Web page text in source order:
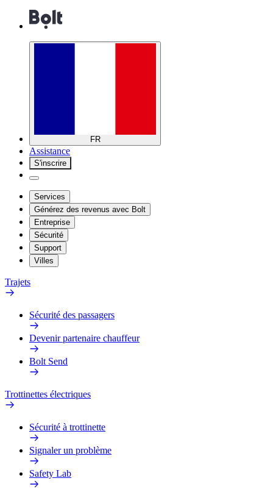
FR
Assistance
S'inscrire
Services
Générez des revenus avec Bolt
Entreprise
Sécurité
Support
Villes
Trajets
Sécurité des passagers
Devenir partenaire chauffeur
Bolt Send
Trottinettes électriques
Sécurité à trottinette
Signaler un problème
Safety Lab